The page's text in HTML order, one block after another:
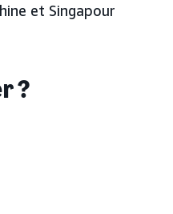
et Singapour
?